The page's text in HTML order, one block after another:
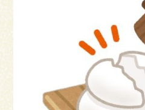
私たちのこと
三和建設の強み